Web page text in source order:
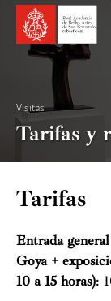
contenido
Visitas
Tarifas y
Tarifas
Entrada
Goya +
10 a 15 horas):